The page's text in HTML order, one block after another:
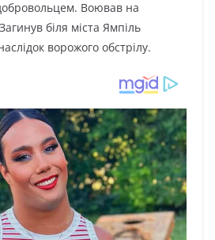
Воював на
біля міста Ямпіль
ворожого обстрілу.